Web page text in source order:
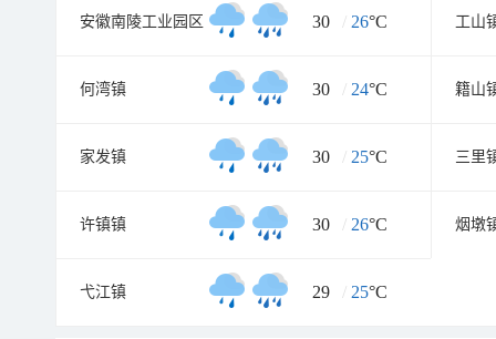
安徽南陵工业园区 30 / 26°C 工山
何湾镇 30 / 24°C 籍山
家发镇 30 / 25°C 三里
许镇镇 30 / 26°C 烟墩
弋江镇 29 / 25°C